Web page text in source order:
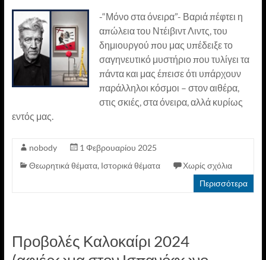
-“Μόνο στα όνειρα”- Βαριά πέφτει η
απώλεια του Ντέιβιντ Λιντς, του
δημιουργού που μας υπέδειξε το
σαγηνευτικό μυστήριο που τυλίγει τα
πάντα και μας έπεισε ότι υπάρχουν
παράλληλοι κόσμοι – στον αιθέρα,
στις σκιές, στα όνειρα, αλλά κυρίως
εντός μας.
nobody
1 Φεβρουαρίου 2025
Θεωρητικά θέματα, Ιστορικά θέματα
Χωρίς σχόλια
Περισσότερα
Προβολές Καλοκαίρι 2024